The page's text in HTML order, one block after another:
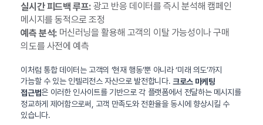
실시간 피드백 루프:광고 반응 데이터를 즉시 분석해 캠페인
메시지를 동적으로 조정
예측 분석:머신러닝을 활용해 고객의 이탈 가능성이나 구매
의도를 사전에 예측
이처럼 통합 데이터는 고객의 ‘현재 행동’뿐 아니라 ‘미래 의도’까지
가늠할 수 있는 인텔리전스 자산으로 발전합니다. 크로스 마케팅
접근법은 이러한 인사이트를 기반으로 각 플랫폼에서 전달하는 메시지를
정교하게 제어함으로써, 고객 만족도와 전환율을 동시에 향상시킬 수
있습니다.